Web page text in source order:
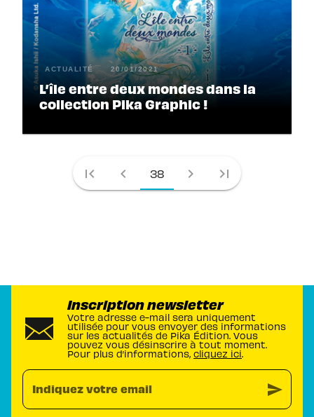
ACTUALITÉ 20/01/2021
L’île entre deux mondes dans la
collection Pika Graphic !
first_page chevron_left 38 chevron_right last_page
Inscription newsletter
Votre adresse e-mail sera uniquement
utilisée pour vous envoyer des informations
sur les actualités de Pika Édition. Vous
pouvez vous désinscrire à tout moment.
Pour plus d’informations, cliquez ici.
Indiquez votre email send